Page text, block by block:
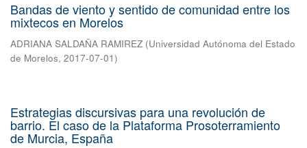
Bandas de viento y sentido de comunidad entre los
mixtecos en Morelos
ADRIANA SALDAÑA RAMIREZ (Universidad Autónoma del Estado
de Morelos, 2017-07-01)
Estrategias discursivas para una revolución de
barrio. El caso de la Plataforma Prosoterramiento
de Murcia, España